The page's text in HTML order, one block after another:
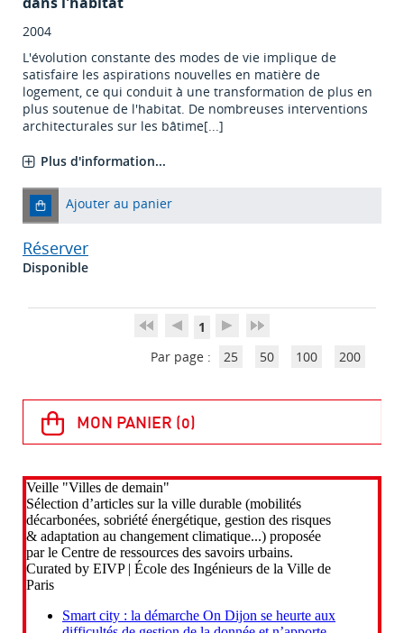
2004
L'évolution constante des modes de vie implique de
satisfaire les aspirations nouvelles en matière de
logement, ce qui conduit à une transformation de plus en
plus soutenue de l'habitat. De nombreuses interventions
architecturales sur les bâtime[...]
Plus d'information...
Ajouter au panier
Réserver
Disponible
1
Par page :
25 50 100 200